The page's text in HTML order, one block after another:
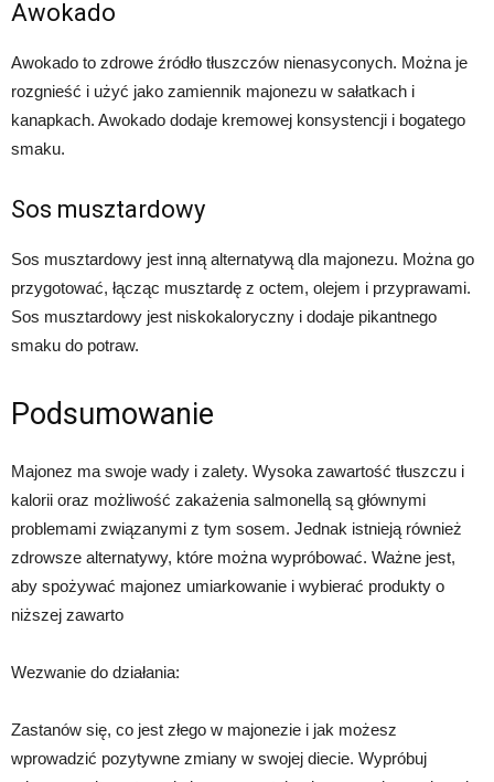
Awokado
Awokado to zdrowe źródło tłuszczów nienasyconych. Można je
rozgnieść i użyć jako zamiennik majonezu w sałatkach i
kanapkach. Awokado dodaje kremowej konsystencji i bogatego
smaku.
Sos musztardowy
Sos musztardowy jest inną alternatywą dla majonezu. Można go
przygotować, łącząc musztardę z octem, olejem i przyprawami.
Sos musztardowy jest niskokaloryczny i dodaje pikantnego
smaku do potraw.
Podsumowanie
Majonez ma swoje wady i zalety. Wysoka zawartość tłuszczu i
kalorii oraz możliwość zakażenia salmonellą są głównymi
problemami związanymi z tym sosem. Jednak istnieją również
zdrowsze alternatywy, które można wypróbować. Ważne jest,
aby spożywać majonez umiarkowanie i wybierać produkty o
niższej zawarto
Wezwanie do działania:
Zastanów się, co jest złego w majonezie i jak możesz
wprowadzić pozytywne zmiany w swojej diecie. Wypróbuj